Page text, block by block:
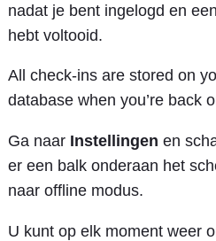
nadat je bent ingelogd en
hebt voltooid.
All check-ins are stored on
database when you’re back
Ga naar Instellingen en
er een balk onderaan het
naar offline modus.
U kunt op elk moment weer